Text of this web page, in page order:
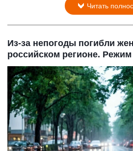
Читать
Из-за непогоды погибли
российском регионе.